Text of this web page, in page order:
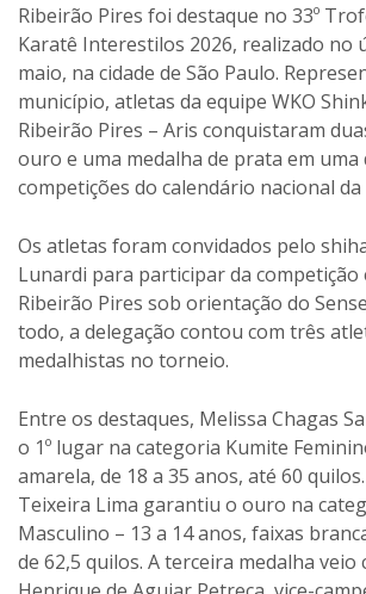
Ribeirão Pires foi destaque no 33º
Karatê Interestilos 2026, realizado no
maio, na cidade de São Paulo.
município, atletas da equipe WKO
Ribeirão Pires – Aris conquistaram
ouro e uma medalha de prata em uma
competições do calendário nacional da
Os atletas foram convidados pelo
Lunardi para participar da
Ribeirão Pires sob orientação do
todo, a delegação contou com três
medalhistas no torneio.
Entre os destaques, Melissa Chagas
o 1º lugar na categoria Kumite
amarela, de 18 a 35 anos, até 60 quilos.
Teixeira Lima garantiu o ouro na
Masculino – 13 a 14 anos, faixas
de 62,5 quilos. A terceira medalha veio